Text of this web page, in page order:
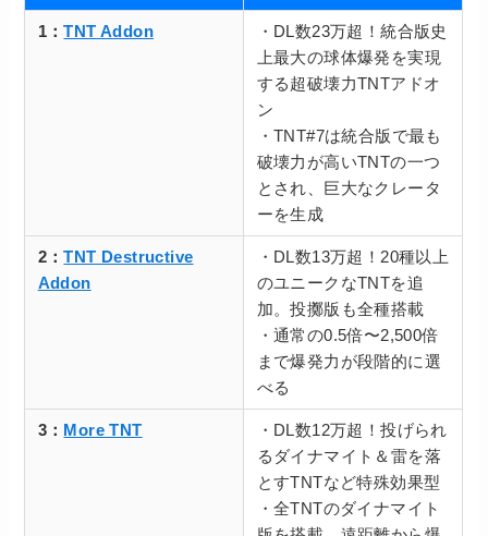
1：TNT Addon
・DL数23万超！統合版史
上最大の球体爆発を実現
する超破壊力TNTアドオ
ン
・TNT#7は統合版で最も
破壊力が高いTNTの一つ
とされ、巨大なクレータ
ーを生成
2：TNT Destructive
Addon
・DL数13万超！20種以上
のユニークなTNTを追
加。投擲版も全種搭載
・通常の0.5倍〜2,500倍
まで爆発力が段階的に選
べる
3： More TNT
・DL数12万超！投げられ
るダイナマイト＆雷を落
とすTNTなど特殊効果型
・全TNTのダイナマイト